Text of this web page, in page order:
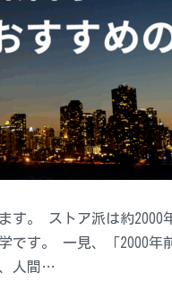
す。 ストア派は約2000
です。 一見、「2000年
人間…